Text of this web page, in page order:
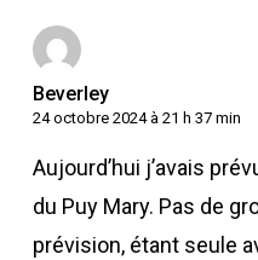
Beverley
24 octobre 2024 à 21 h 37 min
Aujourd’hui j’avais
du Puy Mary. Pas de
prévision, étant seule